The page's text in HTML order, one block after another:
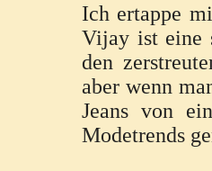
Ich ertappe
Vijay ist eine
den
aber wenn
Jeans von
Modetrends